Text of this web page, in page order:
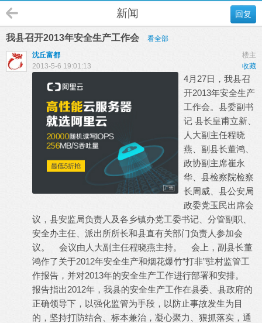
回复
新闻
我县召开2013年安全生产工作会
看全部
楼主
沈丘富都
收藏
2013-5-6 19:01:13
4月27日，我县召
开2013年安全生产
工作会。县委副书
记 县长皇甫立新、
人大副主任程晓
燕、副县长董鸿、
政协副主席崔永
华、县检察院检察
长周威、县公安局
政委党玉民出席会
议，县安监局负责人及各乡镇办党工委书记、分管副职、
安全办主任、派出所所长和县直有关部门负责人参加会
议。 会议由人大副主任程晓燕主持。 会上，副县长董
鸿作了关于2012年安全生产和烟花爆竹“打非”驻村监管工
作报告，并对2013年的安全生产工作进行部署和安排。
报告指出2012年，我县的安全生产工作在县委、县政府的
正确领导下，以强化监管为手段，以防止事故发生为目
的，坚持打防结合、标本兼治，凝心聚力、狠抓落实，通